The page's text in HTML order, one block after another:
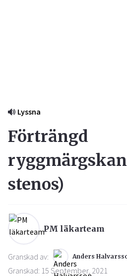
Lyssna
Förträngd
stenos)
PM läkarteam
Granskad av: Anders
Granskad: 15 September, 2021